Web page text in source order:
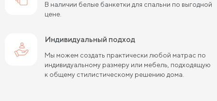
В наличии белые банкетки для спальни по выгодной
цене.
Индивидуальный подход
Мы можем создать практически любой матрас по
индивидуальному размеру или мебель, подходящую
к общему стилистическому решению дома.